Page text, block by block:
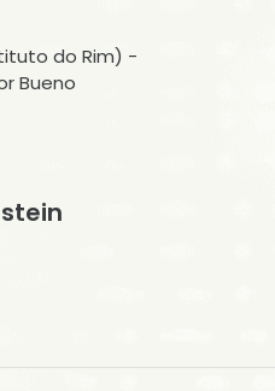
do Rim) -
Bueno